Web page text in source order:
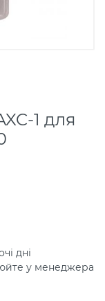
1 для
дні
у менеджера